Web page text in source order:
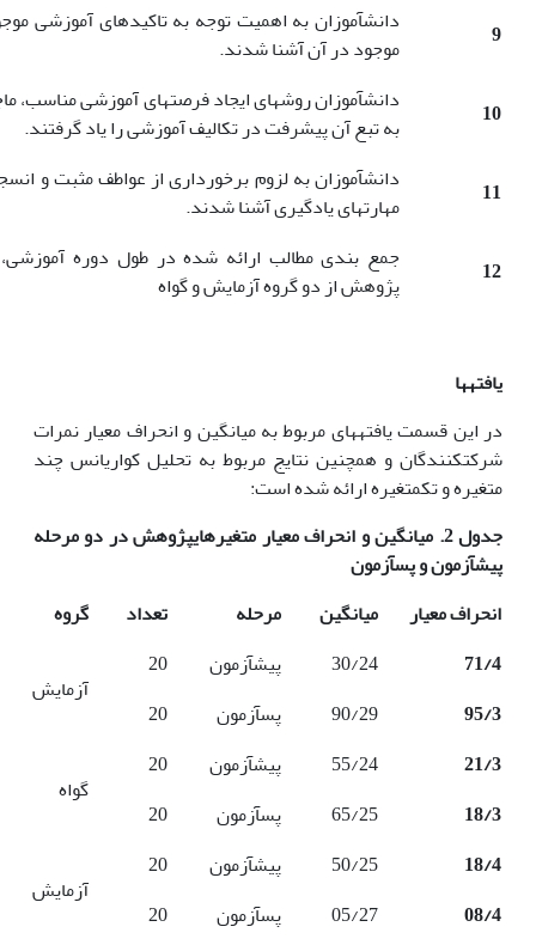
9
دانش­آموزان به اهمیت توجه به تاکیدهای آموزشی
موجود در آن آشنا شدند.
10
دانش­آموزان روش­های ایجاد فرصت­های آموزشی مناسب،
به تبع آن پیشرفت در تکالیف آموزشی را یاد گرفتند.
11
دانش­آموزان به لزوم برخورداری از عواطف مثبت و
مهارت­های یادگیری آشنا شدند.
12
جمع بندی مطالب ارائه شده در طول دوره
پژوهش از دو گروه آزمایش و گواه
یافته­ها
در این قسمت یافته­های مربوط به میانگین و انحراف معیار نمرات
شرکت­کنندگان و همچنین نتایج مربوط به تحلیل کواریانس چند
متغیره و تک­متغیره ارائه شده است:
جدول 2. میانگین و انحراف معیار متغیرهای­پژوهش در دو مرحله
پیش­آزمون و پس­آزمون
انحراف معیار
میانگین مرحله تعداد
گروه
71/4
30/24 پیش­آزمون 20
آزمایش
95/3
90/29 پس­آزمون
20
21/3
55/24 پیش­آزمون 20
گواه
18/3
65/25 پس­آزمون
20
18/4
50/25 پیش­آزمون 20
آزمایش
08/4
05/27 پس­آزمون
20